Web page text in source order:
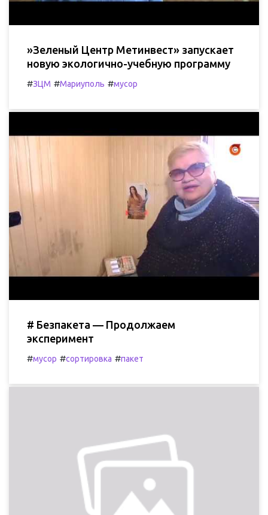
»Зеленый Центр Метинвест» запускает
новую экологично-учебную программу
#ЗЦМ #Мариуполь #мусор
# Безпакета — Продолжаем
эксперимент
#мусор #сортировка #пакет